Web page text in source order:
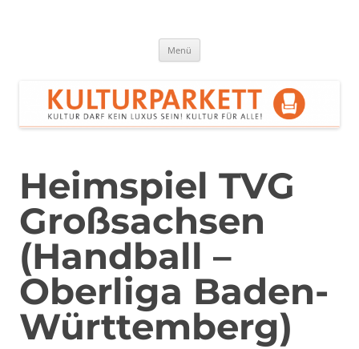
Menü
Heimspiel TVG
Großsachsen
(Handball –
Oberliga Baden-
Württemberg)